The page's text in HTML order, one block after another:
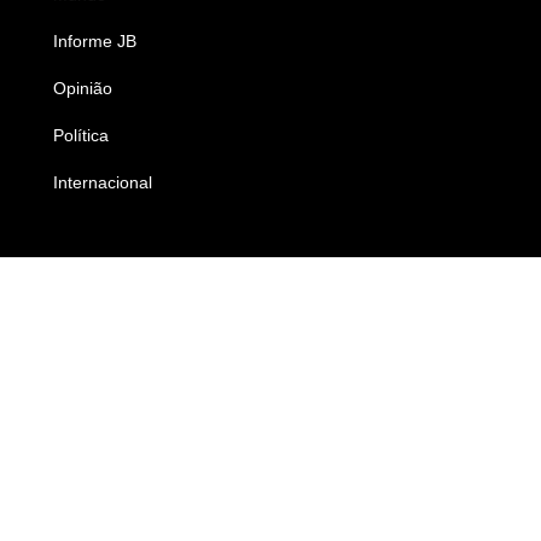
Informe JB
Opinião
Política
Internacional